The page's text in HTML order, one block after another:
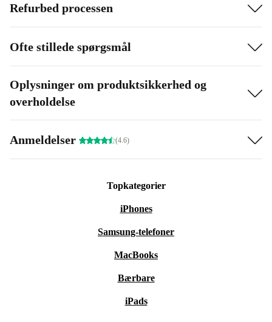
Refurbed processen
Ofte stillede spørgsmål
Oplysninger om produktsikkerhed og
overholdelse
Anmeldelser (4.6)
Topkategorier
iPhones
Samsung-telefoner
MacBooks
Bærbare
iPads